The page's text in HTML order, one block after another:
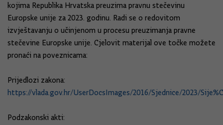
kojima Republika Hrvatska preuzima pravnu stečevinu
Europske unije za 2023. godinu. Radi se o redovitom
izvještavanju o učinjenom u procesu preuzimanja pravne
stečevine Europske unije. Cjelovit materijal ove točke možete
pronaći na poveznicama:
Prijedlozi zakona:
https://vlada.gov.hr/UserDocsImages/2016/Sjednice/2023/
Podzakonski akti: